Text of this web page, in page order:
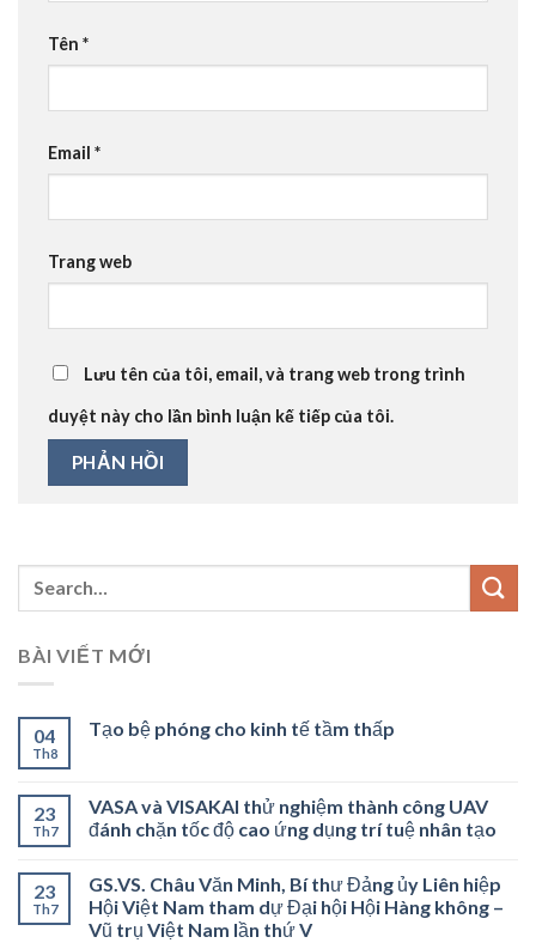
Tên *
Email *
Trang web
Lưu tên của tôi, email, và trang web trong trình
duyệt này cho lần bình luận kế tiếp của tôi.
BÀI VIẾT MỚI
04
Th8
Tạo bệ phóng cho kinh tế tầm thấp
23
Th7
VASA và VISAKAI thử nghiệm thành công UAV
đánh chặn tốc độ cao ứng dụng trí tuệ nhân tạo
23
Th7
GS.VS. Châu Văn Minh, Bí thư Đảng ủy Liên hiệp
Hội Việt Nam tham dự Đại hội Hội Hàng không –
Vũ trụ Việt Nam lần thứ V